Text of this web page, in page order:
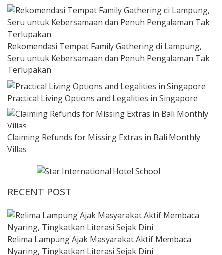
Rekomendasi Tempat Family Gathering di Lampung,
Seru untuk Kebersamaan dan Penuh Pengalaman Tak
Terlupakan
Practical Living Options and Legalities in Singapore
Claiming Refunds for Missing Extras in Bali Monthly
Villas
RECENT POST
Relima Lampung Ajak Masyarakat Aktif Membaca
Nyaring, Tingkatkan Literasi Sejak Dini